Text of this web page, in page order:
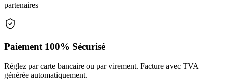
partenaires
Paiement 100% Sécurisé
Réglez par carte bancaire ou par virement. Facture avec TVA
générée automatiquement.